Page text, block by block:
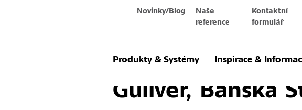
Novinky/Blog
Naše
reference
Kontaktní
formulář
Produkty & Systémy Inspirace &
Fotografie ze
Guliver, Banská